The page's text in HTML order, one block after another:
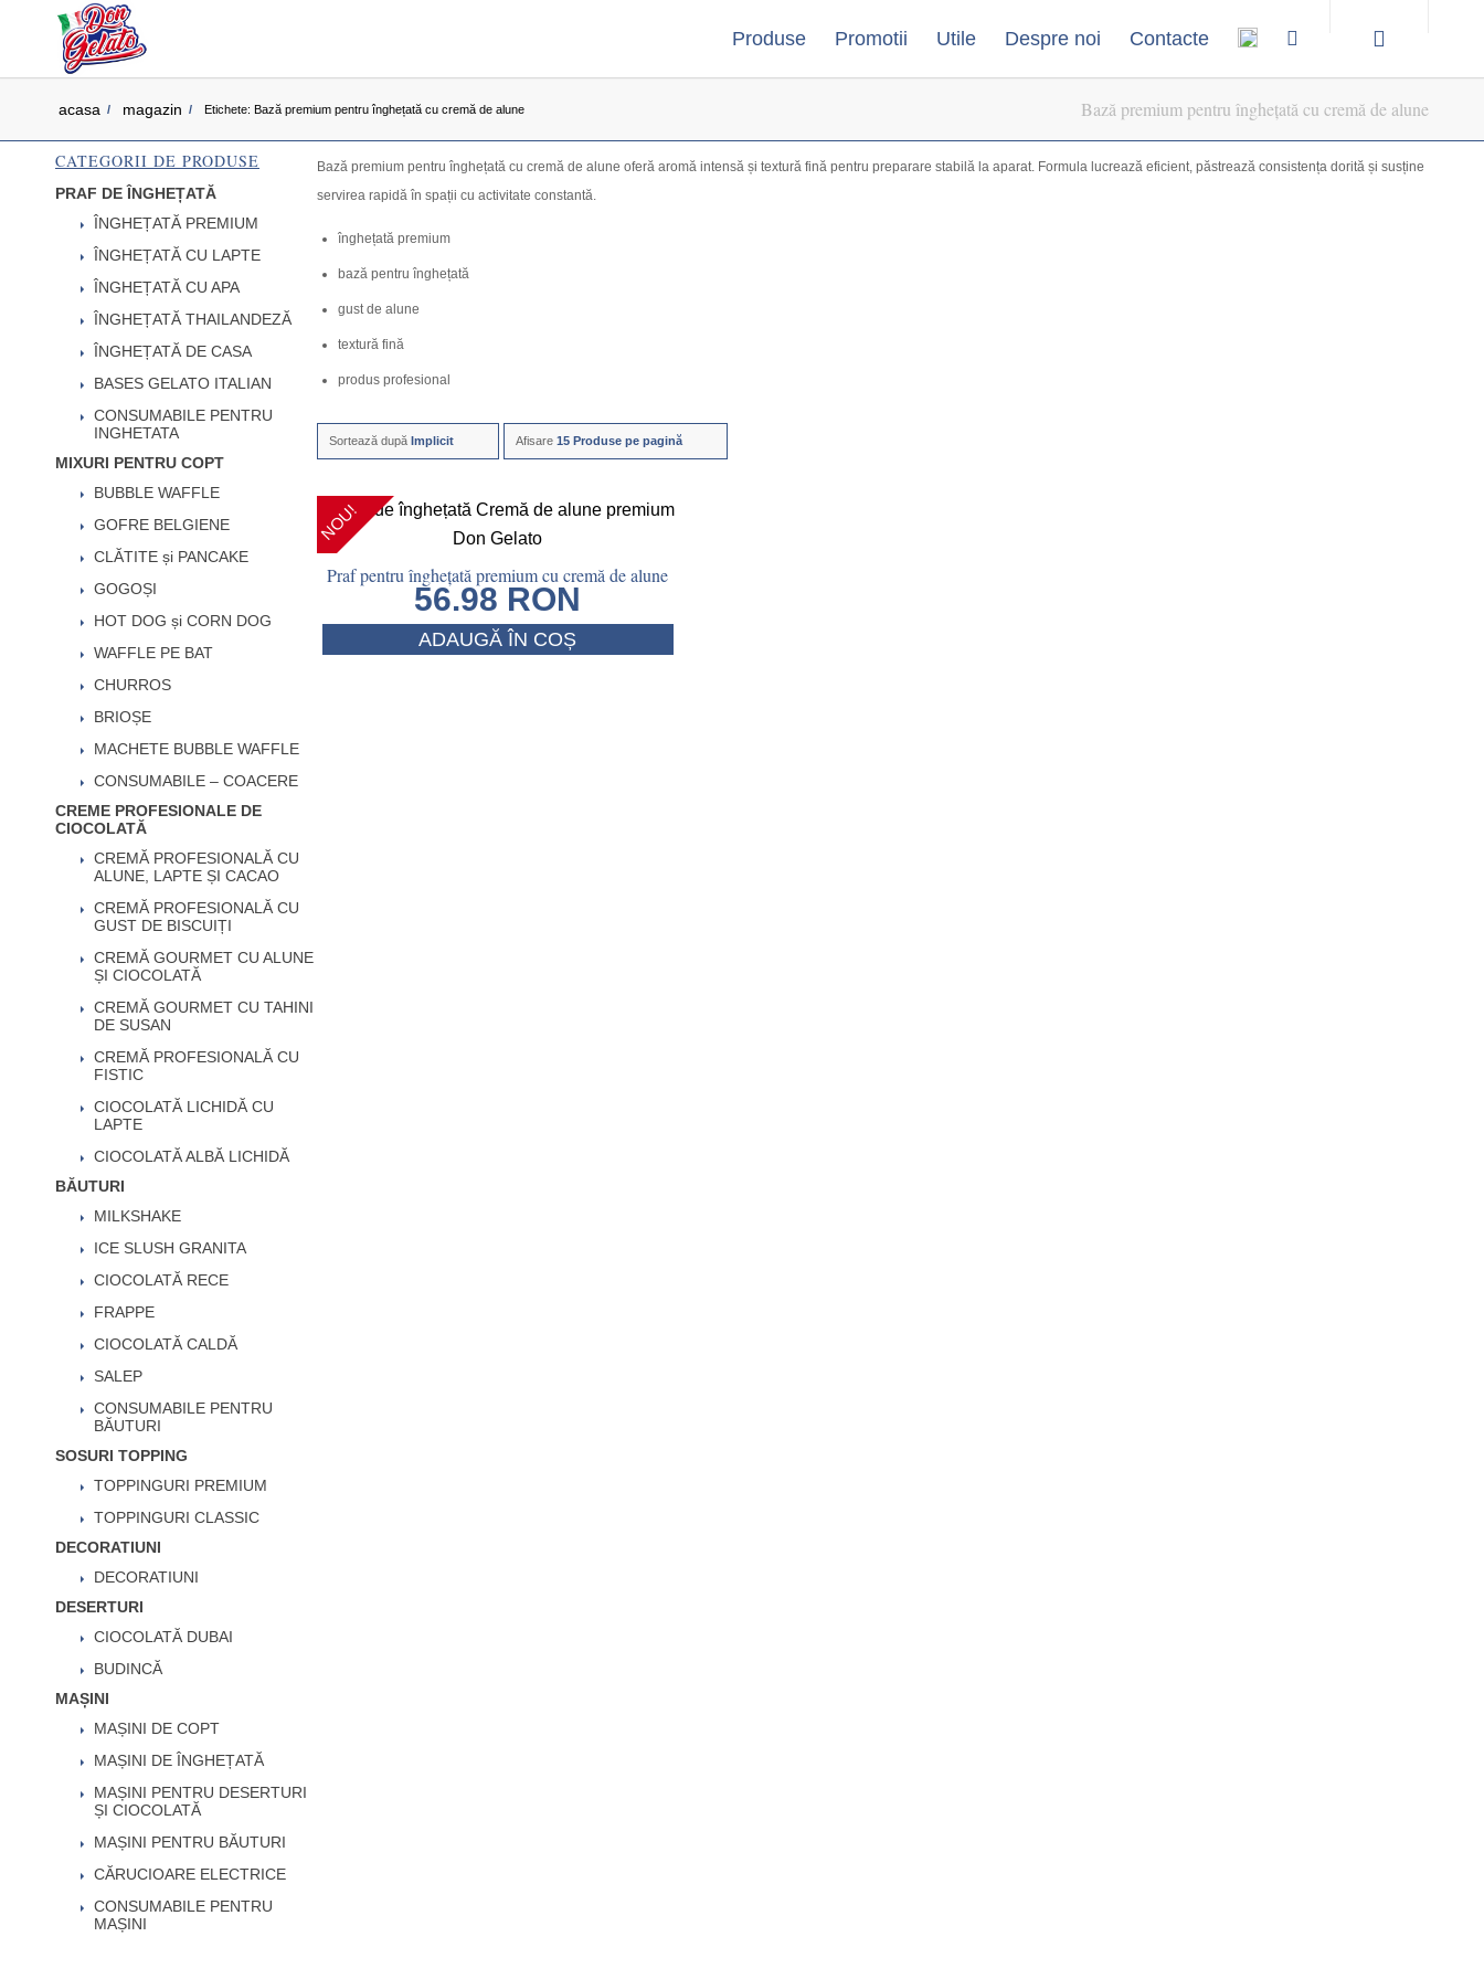
Produse Promotii Utile Despre noi Contacte
Bază premium pentru înghețată cu cremă de alune
acasa / magazin / Etichete: Bază premium pentru înghețată cu cremă de alune
Bază premium pentru înghețată cu cremă de alune oferă aromă intensă și textură fină pentru preparare stabilă la aparat. Formula lucrează eficient, păstrează consistența dorită și susține
servirea rapidă în spații cu activitate constantă.
înghețată premium
bază pentru înghețată
gust de alune
textură fină
produs profesional
Sortează după Implicit Afisare 15 Produse pe pagină
NOU!
Praf pentru înghețată premium cu cremă de alune
56.98 RON
ADAUGĂ ÎN COȘ
CATEGORII DE PRODUSE
PRAF DE ÎNGHEȚATĂ
ÎNGHEȚATĂ PREMIUM
ÎNGHEȚATĂ CU LAPTE
ÎNGHEȚATĂ CU APA
ÎNGHEȚATĂ THAILANDEZĂ
ÎNGHEȚATĂ DE CASA
BASES GELATO ITALIAN
CONSUMABILE PENTRU
INGHETATA
MIXURI PENTRU COPT
BUBBLE WAFFLE
GOFRE BELGIENE
CLĂTITE și PANCAKE
GOGOȘI
HOT DOG și CORN DOG
WAFFLE PE BAT
CHURROS
BRIOȘE
MACHETE BUBBLE WAFFLE
CONSUMABILE – COACERE
CREME PROFESIONALE DE
CIOCOLATĂ
CREMĂ PROFESIONALĂ CU
ALUNE, LAPTE ȘI CACAO
CREMĂ PROFESIONALĂ CU
GUST DE BISCUIȚI
CREMĂ GOURMET CU ALUNE
ȘI CIOCOLATĂ
CREMĂ GOURMET CU TAHINI
DE SUSAN
CREMĂ PROFESIONALĂ CU
FISTIC
CIOCOLATĂ LICHIDĂ CU
LAPTE
CIOCOLATĂ ALBĂ LICHIDĂ
BĂUTURI
MILKSHAKE
ICE SLUSH GRANITA
CIOCOLATĂ RECE
FRAPPE
CIOCOLATĂ CALDĂ
SALEP
CONSUMABILE PENTRU
BĂUTURI
SOSURI TOPPING
TOPPINGURI PREMIUM
TOPPINGURI CLASSIC
DECORATIUNI
DECORATIUNI
DESERTURI
CIOCOLATĂ DUBAI
BUDINCĂ
MAȘINI
MAȘINI DE COPT
MAȘINI DE ÎNGHEȚATĂ
MAȘINI PENTRU DESERTURI
ȘI CIOCOLATĂ
MAȘINI PENTRU BĂUTURI
CĂRUCIOARE ELECTRICE
CONSUMABILE PENTRU
MAȘINI